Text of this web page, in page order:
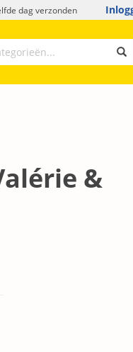
dag verzonden
&